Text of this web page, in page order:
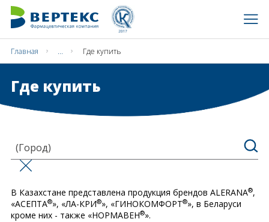
Главная ... Где купить
Где купить
(Город)
В Казахстане представлена продукция брендов ALERANA®,
«АСЕПТА®», «ЛА-КРИ®», «ГИНОКОМФОРТ®», в Беларуси
кроме них - также «НОРМАВЕН®».